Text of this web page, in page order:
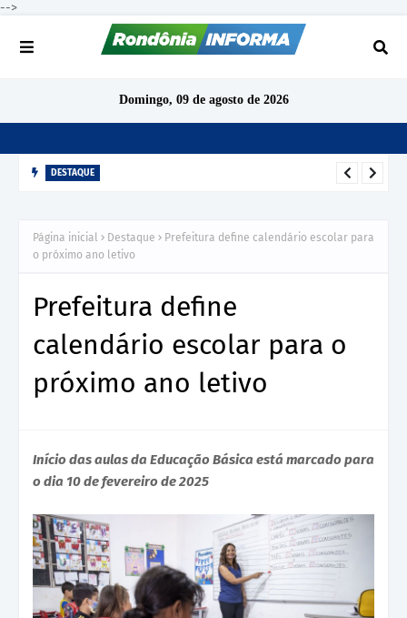
-->
Domingo, 09 de agosto de 2026
DESTAQUE
Guaporé
Página inicial Destaque
Prefeitura define calendário escolar para
o próximo ano letivo
Prefeitura define
calendário escolar para o
próximo ano letivo
Início das aulas da Educação Básica está marcado para
o dia 10 de fevereiro de 2025